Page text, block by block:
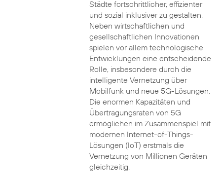
Städte fortschrittlicher, effizienter
und sozial inklusiver zu gestalten.
Neben wirtschaftlichen und
gesellschaftlichen Innovationen
spielen vor allem technologische
Entwicklungen eine entscheidende
Rolle, insbesondere durch die
intelligente Vernetzung über
Mobilfunk und neue 5G-Lösungen.
Die enormen Kapazitäten und
Übertragungsraten von 5G
ermöglichen im Zusammenspiel mit
modernen Internet-of-Things-
Lösungen (IoT) erstmals die
Vernetzung von Millionen Geräten
gleichzeitig.